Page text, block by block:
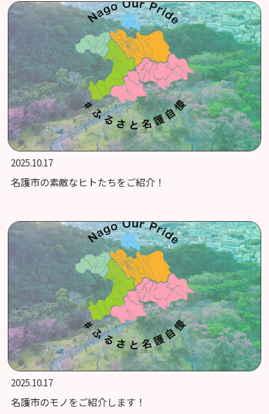
2025.10.17
名護市の素敵なヒトたちをご紹介！
2025.10.17
名護市のモノをご紹介します！